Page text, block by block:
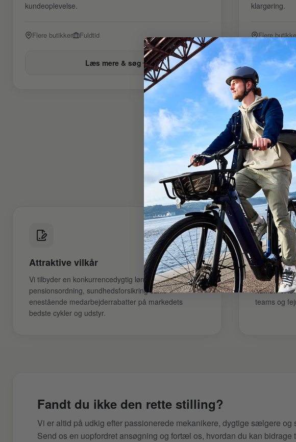
kundeoplevelse.
Flere butikker Fuldtid
Læs mere & søg
klargøring.
Flere
Hvorfor
Vi tilbyder et inspirerende
Attraktive vilkår
Vi tilbyder en konkurrencedygtig lønpakke med
pensionsordning, sundhedsforsikring samt
enestående medarbejderrabatter på markedets
bedste cykler og udstyr.
Stærkt
Vores
humør. Vi
teams og
Fandt du ikke den rette stilling?
Vi er altid på udkig efter passionerede mekanikere, dygtige sælgere og
Send os en uopfordret ansøgning og fortæl os, hvordan du kan bidrage